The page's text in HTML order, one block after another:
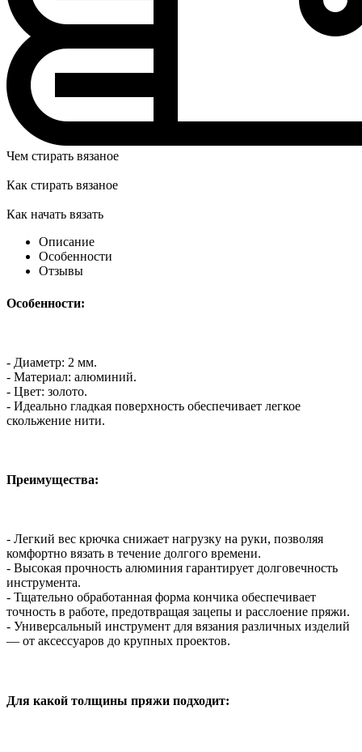
Чем стирать вязаное
Как стирать вязаное
Как начать вязать
Описание
Особенности
Отзывы
Особенности:
- Диаметр: 2 мм.
- Материал: алюминий.
- Цвет: золото.
- Идеально гладкая поверхность обеспечивает легкое
скольжение нити.
Преимущества:
- Легкий вес крючка снижает нагрузку на руки, позволяя
комфортно вязать в течение долгого времени.
- Высокая прочность алюминия гарантирует долговечность
инструмента.
- Тщательно обработанная форма кончика обеспечивает
точность в работе, предотвращая зацепы и расслоение пряжи.
- Универсальный инструмент для вязания различных изделий
— от аксессуаров до крупных проектов.
Для какой толщины пряжи подходит: